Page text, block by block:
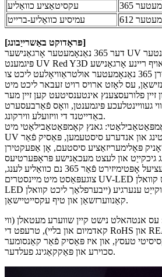
עקסיטאַציע כוואַליע
עמיסיע כוואַליע-ברייט
[פּראָדוקט באַשרייַבונג]
דער 365 נאַנאָמעטער אָרגאַנישער UV רויטער פלורעסצענטער
פּיגמענט UV Red Y3D איז דיזיינד באַזירט אויף ריינע אָרגאַנישע
קאַמפּאַונדז. דורך אַבזאָרבירן 365 נאַנאָמעטער אולטראַוויאָלעט ליכט צו
עס לאָזט ארויס רויט זעבאר ליכט מיט
זיין פלורעסצענץ אינטענסיטעט קען זיין מער
ווי געוויינטלעכע פּיגמענטן, וואָס פֿאַרבעסערט
באַדייטנד די וויזועלע ווירקונג.
גאנץ קאָמפּאַטאַבילאַטי מיט
UV קיורינג סמאָלע, טינט, קאָוטינג און אנדערע סיסטעמען, פּאַסיק פֿאַר
פּאָלימעריזאַציע סיסטעם, אָן אַפעקטירן
גענויע עקסייטיישאַן: ספּעציעל אָפּטימיזירט פֿאַר 365 נם כוואַליע לענג,
צוגעפּאַסט מיט מיינסטרים UV-LED ליכט קוואלן (אַזאַ ווי Futanxi UV-
LED ייבערפלאַך ליכט קוואלן) צו דערגרייכן הויך-עפעקטיווקייַט ענערגיע
קאַנווערזשאַן און טיף עקסייטיישאַן.
עס אנטהאלט נישט קיין שווערע מעטאלן (ווי
קאדמיום און בליי), טרעפט די RoHS און REACH סטאַנדאַרדן דורך
טעסץ, און איז פּאַסיק פֿאַר קאַנסומער
סכוירע און פּאַקקאַגינג פעלדער.